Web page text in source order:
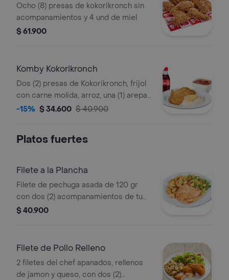
acompanamientos
Ocho (8) presas de kokorikronch sin
acompanamientos y 4 und de miel
$ 61.900
Komby Kokorikronch
Dos (2) presas de Kokorikronch, frijol
con carne molida, arroz, una (1) arepa,
una (1) Coca Cola 400 ml y 1 und de
-15% $ 34.600 $ 40.900
Platos fuertes
Filete a la Plancha
Filete de pechuga asada de 120 gr
con dos (2) acompanamientos de tu
eleccion.
$ 40.900
Filete de Pollo Relleno
2 filetes del chef apanados, rellenos
de jamon y queso, con dos (2)